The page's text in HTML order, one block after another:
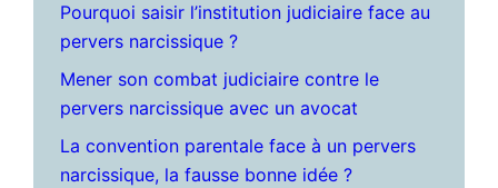
Pourquoi saisir l’institution judiciaire face au
pervers narcissique ?
Mener son combat judiciaire contre le
pervers narcissique avec un avocat
La convention parentale face à un pervers
narcissique, la fausse bonne idée ?